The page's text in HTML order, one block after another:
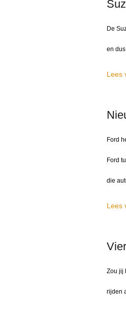
De
en
Lees
Ford
Ford
die
Lees
Zou jij
rijden